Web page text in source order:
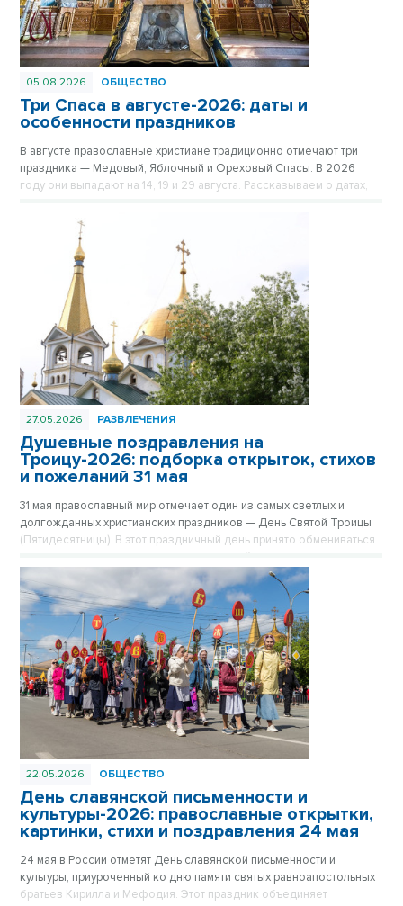
05.08.2026 ОБЩЕСТВО
Три Спаса в августе-2026: даты и
особенности праздников
В августе православные христиане традиционно отмечают три
праздника — Медовый, Яблочный и Ореховый Спасы. В 2026
году они выпадают на 14, 19 и 29 августа. Рассказываем о датах,
каждого из трёх Спасов.
27.05.2026 РАЗВЛЕЧЕНИЯ
Душевные поздравления на
Троицу-2026: подборка открыток, стихов
и пожеланий 31 мая
31 мая православный мир отмечает один из самых светлых и
долгожданных христианских праздников — День Святой Троицы
(Пятидесятницы). В этот праздничный день принято обмениваться
душевные поздравления тем, кто дорог сердцу.
22.05.2026 ОБЩЕСТВО
День славянской письменности и
культуры-2026: православные открытки,
картинки, стихи и поздравления 24 мая
24 мая в России отметят День славянской письменности и
культуры, приуроченный ко дню памяти святых равноапостольных
братьев Кирилла и Мефодия. Этот праздник объединяет